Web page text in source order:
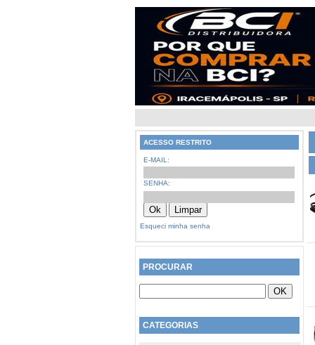
ACESSO RESTRITO
E-MAIL:
SENHA:
Esqueci minha senha
PROCURAR
CATEGORIAS